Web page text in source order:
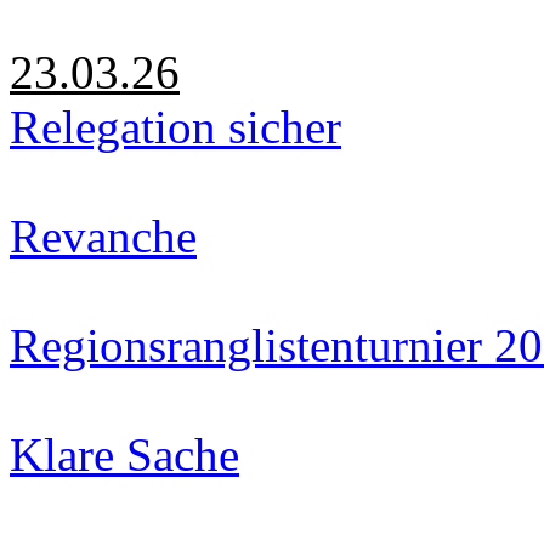
23.03.26
Relegation sicher
Revanche
Regionsranglistenturnier
Klare Sache